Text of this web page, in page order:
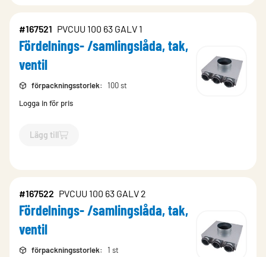
#167521 PVCUU 100 63 GALV 1
Fördelnings- /samlingslåda, tak,
ventil
förpackningsstorlek:
100 st
Logga in för pris
Lägg till
`$Lägg till
#167522 PVCUU 100 63 GALV 2
Fördelnings- /samlingslåda, tak,
ventil
förpackningsstorlek: 1 st